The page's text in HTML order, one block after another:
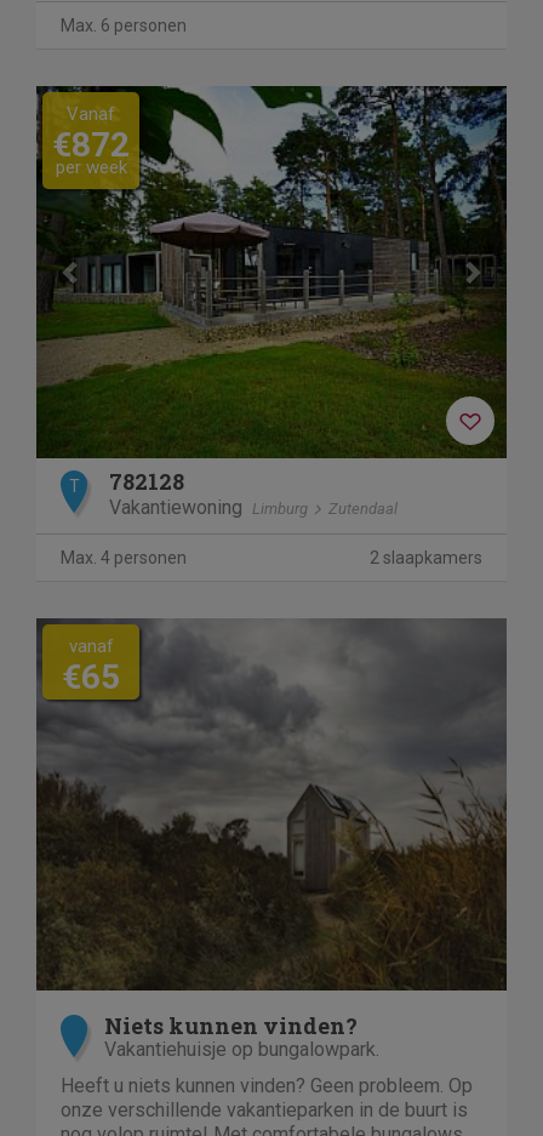
Max. 6 personen
Previous Next
Vanaf
€872
per week
T 782128
Vakantiewoning Limburg Zutendaal
Max. 4 personen 2 slaapkamers
vanaf
€65
Niets kunnen vinden?
Vakantiehuisje op bungalowpark.
Heeft u niets kunnen vinden? Geen probleem. Op
onze verschillende vakantieparken in de buurt is